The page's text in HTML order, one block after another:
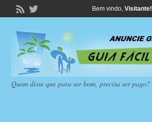
Bem vindo, Visitante!
Quem disse que para ser bom, precisa ser pago?